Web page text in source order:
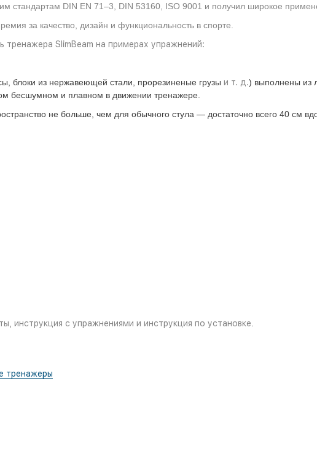
стандартам DIN EN 71–3, DIN 53160, ISO 9001 и получил широкое
за качество, дизайн и функциональность в спорте.
SlimBeam на примерах упражнений:
блоки из нержавеющей стали, прорезиненые грузы и т. д.) выполнены из
бесшумном и плавном в движении тренажере.
не больше, чем для обычного стула — достаточно всего 40 см
инструкция с упражнениями и инструкция по установке.
тренажеры